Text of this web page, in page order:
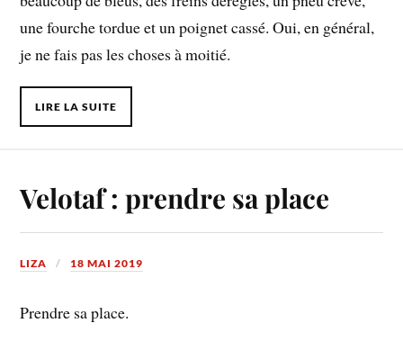
une fourche tordue et un poignet cassé. Oui, en général,
je ne fais pas les choses à moitié.
LIRE LA SUITE
Velotaf : prendre sa place
LIZA 18 MAI 2019
Prendre sa place.